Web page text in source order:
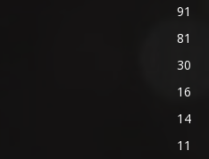
91
81
30
16
14
11